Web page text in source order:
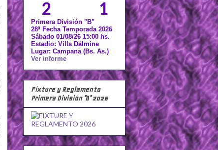
2 1
Primera División "B"
28ª Fecha Temporada 2026
Sábado 01/08/26 15:00 hs.
Estadio: Villa Dálmine
Lugar: Campana (Bs. As.)
Ver informe
Fixture y Reglamento
Primera División "B" 2026